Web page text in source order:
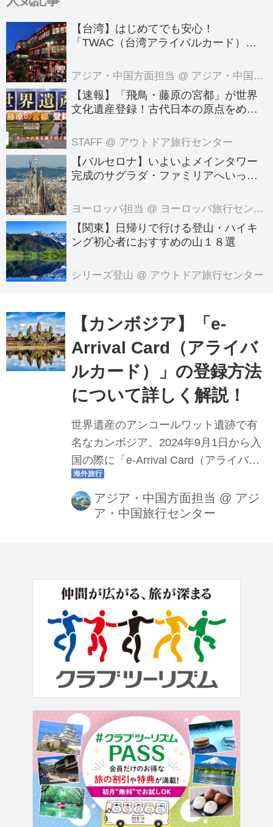
【台湾】はじめてでも安心！
「TWAC（台湾アライバルカード）」
アジア・中国方面担当 @ アジア・中国旅行センター
【速報】「飛鳥・藤原の宮都」が世界
文化遺産登録！古代日本の原点をめぐ
のテーマのある旅
STAFF @ アウトドア旅行センター
【バルセロナ】いよいよメインタワー
完成のサグラダ・ファミリアへいって
ヨーロッパ担当 @ ヨーロッパ旅行センター
【関東】日帰りで行ける登山・ハイキ
ング初心者におすすめの山１８選
シリーズ登山 @ アウトドア旅行センター
【カンボジア】「e-
Arrival Card（アライバ
ルカード）」の登録方法
について詳しく解説！
世界遺産のアンコールワット遺跡で有
名なカンボジア。2024年9月1日から入
国の際に「e-Arrival Card（アライバル
カード）」の登録が必要になりまし
た。こちらのブログでは登録方法につ
いて詳しく解説いたします！（2025年4
アジア・中国方面担当 @ アジ
ア・中国旅行センター